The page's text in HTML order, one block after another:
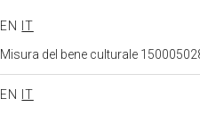
EN
IT
Misura del bene culturale
EN
IT